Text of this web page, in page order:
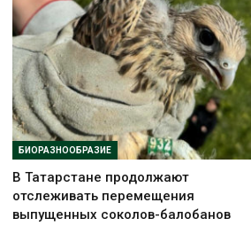
БИОРАЗНООБРАЗИЕ
В Татарстане продолжают
отслеживать перемещения
выпущенных соколов-балобанов